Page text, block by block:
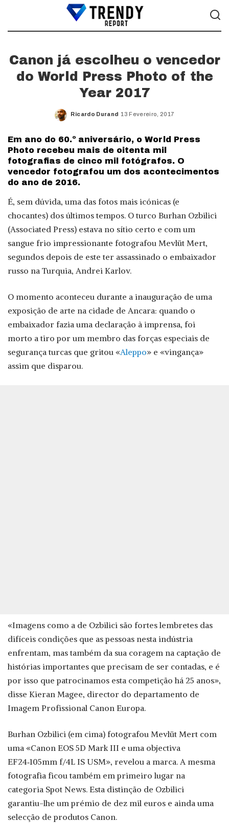
Canon já escolheu o vencedor
do World Press Photo of the
Year 2017
Posted
Ricardo Durand 13 Fevereiro, 2017
Em ano do 60.º aniversário, o World Press
Photo recebeu mais de oitenta mil
fotografias de cinco mil fotógrafos. O
vencedor fotografou um dos acontecimentos
do ano de 2016.
É, sem dúvida, uma das fotos mais icónicas (e
chocantes) dos últimos tempos. O turco Burhan Ozbilici
(Associated Press) estava no sítio certo e com um
sangue frio impressionante fotografou Mevlüt Mert,
segundos depois de este ter assassinado o embaixador
russo na Turquia, Andrei Karlov.
O momento aconteceu durante a inauguração de uma
exposição de arte na cidade de Ancara: quando o
embaixador fazia uma declaração à imprensa, foi
morto a tiro por um membro das forças especiais de
segurança turcas que gritou «Aleppo» e «vingança»
assim que disparou.
«Imagens como a de Ozbilici são fortes lembretes das
difíceis condições que as pessoas nesta indústria
enfrentam, mas também da sua coragem na captação de
histórias importantes que precisam de ser contadas, e é
por isso que patrocinamos esta competição há 25 anos»,
disse Kieran Magee, director do departamento de
Imagem Profissional Canon Europa.
Burhan Ozbilici (em cima) fotografou Mevlüt Mert com
uma «Canon EOS 5D Mark III e uma objectiva
EF24‑105mm f/4L IS USM», revelou a marca. A mesma
fotografia ficou também em primeiro lugar na
categoria Spot News. Esta distinção de Ozbilici
garantiu-lhe um prémio de dez mil euros e ainda uma
selecção de produtos Canon.